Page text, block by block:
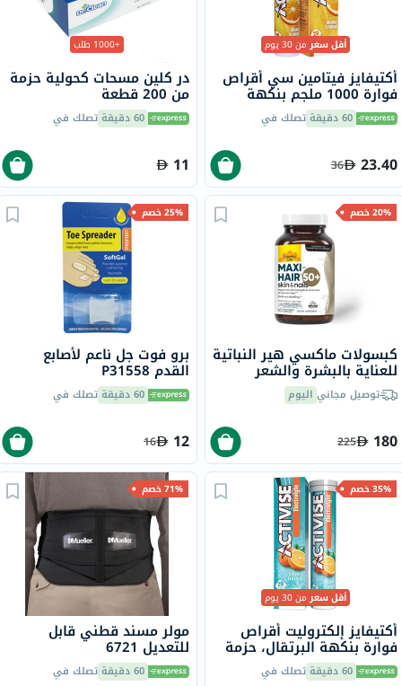
أقل سعرمن 30 يوم
أكتيفايز فيتامين سي أقراص
فوارة 1000 ملجم بنكهة
البرتقال حزمة من 20
60 دقيقة تصلك في
23.40
36
+1000 طلب
در كلين مسحات كحولية حزمة
من 200 قطعة
60 دقيقة تصلك في
11
20% خصم
كبسولات ماكسي هير النباتية
للعناية بالبشرة والشعر
كاونتري لايف، 60 كبسولة
توصيل مجاني اليوم
180
225
25% خصم
برو فوت جل ناعم لأصابع
القدم P31558
60 دقيقة تصلك في
12
16
35% خصم
أقل سعرمن 30 يوم
أكتيفايز إلكتروليت أقراص
فوارة بنكهة البرتقال، حزمة
من 20 60 دقيقة تصلك في
71% خصم
مولر مسند قطني قابل
للتعديل 6721
60 دقيقة تصلك في